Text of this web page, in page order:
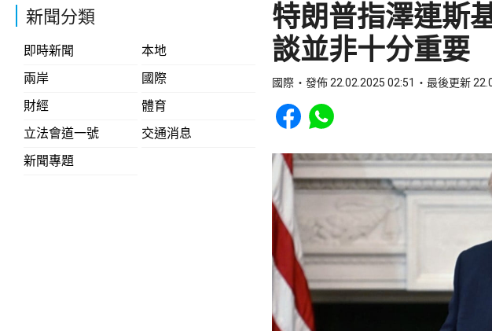
新聞分類
即時新聞
本地
兩岸
國際
財經
體育
立法會道一號
交通消息
新聞專題
特朗普指澤連斯
談並非十分重要
國際 發佈 22.02.2025 02:51 最後更新
Share to Facebook
Share to WhatsApp